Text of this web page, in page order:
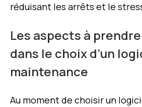
réduisant les arrêts et le
Les aspects à
dans le choix d’un
maintenance
Au moment de choisir un